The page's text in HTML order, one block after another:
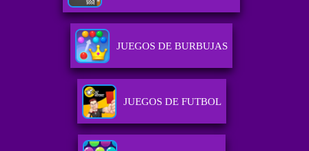
JUEGOS DE BURBUJAS
JUEGOS DE FUTBOL